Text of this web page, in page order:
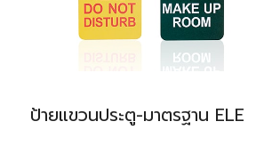
ป้ายแขวนประตู-มาตรฐาน ELE